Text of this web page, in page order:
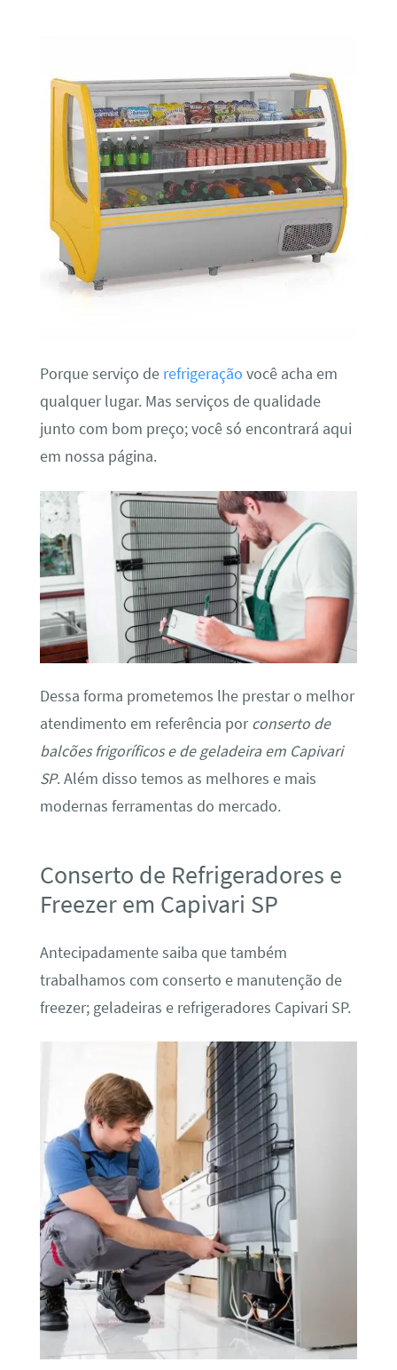
Porque serviço de refrigeração você acha em
qualquer lugar. Mas serviços de qualidade
junto com bom preço; você só encontrará aqui
em nossa página.
Dessa forma prometemos lhe prestar o melhor
atendimento em referência porconserto de
balcões frigoríficos e de geladeira em Capivari
SP. Além disso temos as melhores e mais
modernas ferramentas do mercado.
Conserto de Refrigeradores e
Freezer em Capivari SP
Antecipadamente saiba que também
trabalhamos com conserto e manutenção de
freezer; geladeiras e refrigeradores Capivari SP.